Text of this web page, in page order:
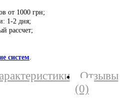
от 1000 грн;
1-2 дня;
рассчет;
систем
Отзывы
(0)